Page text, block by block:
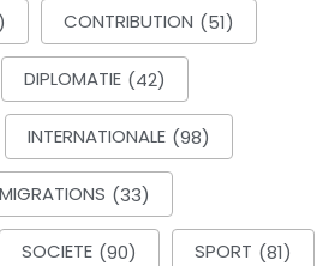
CONTRIBUTION (51)
DIPLOMATIE (42)
INTERNATIONALE (98)
MIGRATIONS (33)
SOCIETE (90) SPORT (81)